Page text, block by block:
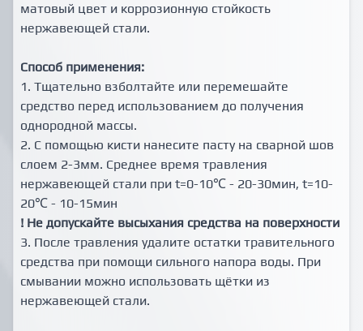
матовый цвет и коррозионную стойкость
нержавеющей стали.
Способ применения:
1. Тщательно взболтайте или перемешайте
средство перед использованием до получения
однородной массы.
2. С помощью кисти нанесите пасту на сварной шов
слоем 2-3мм. Среднее время травления
нержавеющей стали при t=0-10℃ - 20-30мин, t=10-
20℃ - 10-15мин
! Не допускайте высыхания средства на поверхности
3. После травления удалите остатки травительного
средства при помощи сильного напора воды. При
смывании можно использовать щётки из
нержавеющей стали.